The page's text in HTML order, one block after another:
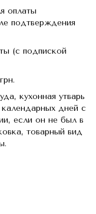
оплаты
подтверждения
(с подпиской
кухонная утварь
дней с
если он не был в
товарный вид